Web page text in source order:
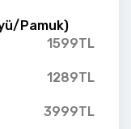
Pamuk)
1599TL
1289TL
3999TL